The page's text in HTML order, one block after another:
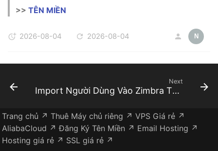
>> TÊN MIỀN
2026-08-04 2026-08-04 N
Next
Import Người Dùng Vào Zimbra Thông Qua Giao Diện Zimbra Và File XML
Trang chủ ↗ Thuê Máy chủ riêng ↗ VPS Giá rẻ ↗
AliabaCloud ↗ Đăng Ký Tên Miền ↗ Email Hosting ↗
Hosting giá rẻ ↗ SSL giá rẻ ↗